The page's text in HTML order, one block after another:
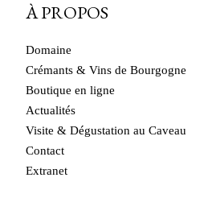
À PROPOS
Domaine
Crémants & Vins de Bourgogne
Boutique en ligne
Actualités
Visite & Dégustation au Caveau
Contact
Extranet